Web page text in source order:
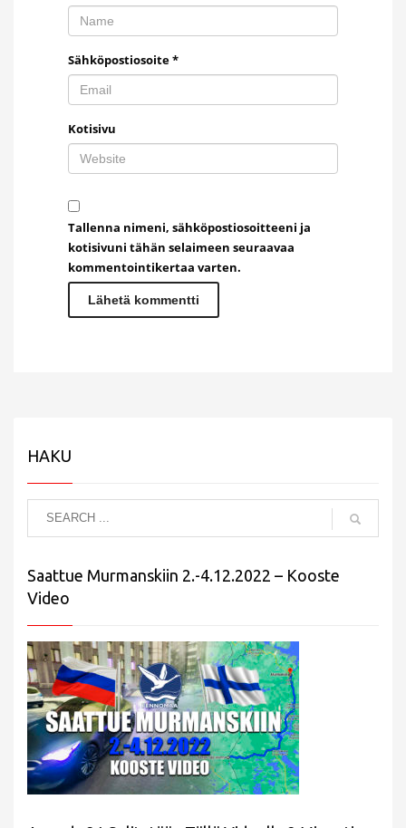
Sähköpostiosoite*
Kotisivu
Tallenna nimeni, sähköpostiosoitteeni ja
kotisivuni tähän selaimeen seuraavaa
kommentointikertaa varten.
HAKU
Saattue Murmanskiin 2.-4.12.2022 – Kooste
Video